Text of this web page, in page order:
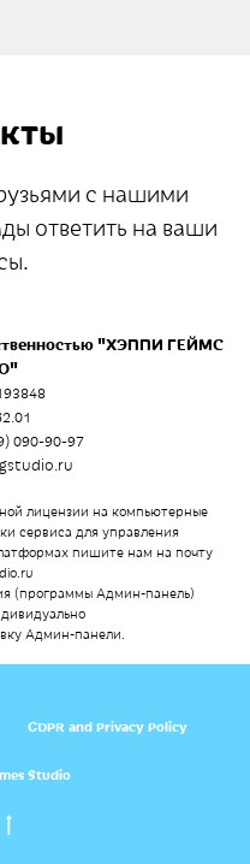
с нашими
ответить на ваши
"ХЭППИ ГЕЙМС
090-90-97
лицензии на компьютерные
сервиса для управления
пишите нам на почту
(программы Админ-панель)
Админ-панели.
GDPR and Privacy Policy
Studio